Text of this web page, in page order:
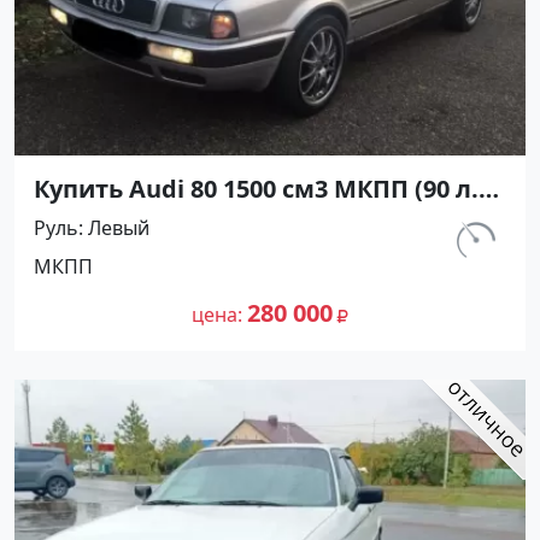
Купить Audi 80 1500 см3 МКПП (90 л.с.)
Бензин инжектор в Коржевский:
цвет Серебристый Седан 1987 года
по цене 280000 рублей, объявление
№25602 на сайте Авторынок23
км.
Руль Левый
МКПП
цена 280 000